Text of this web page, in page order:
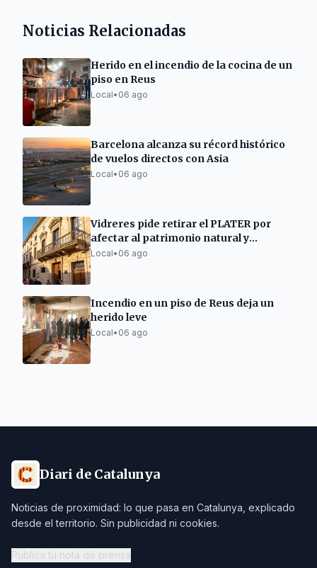
Noticias Relacionadas
Herido en el incendio de la cocina de un
piso en Reus
Local• 06 ago
Barcelona alcanza su récord histórico
de vuelos directos con Asia
Local• 06 ago
Vidreres pide retirar el PLATER por
afectar al patrimonio natural y
urbanístico
Local• 06 ago
Incendio en un piso de Reus deja un
herido leve
Local• 06 ago
Diari de Catalunya
Noticias de proximidad: lo que pasa en Catalunya, explicado
desde el territorio. Sin publicidad ni cookies.
Publica tu nota de prensa